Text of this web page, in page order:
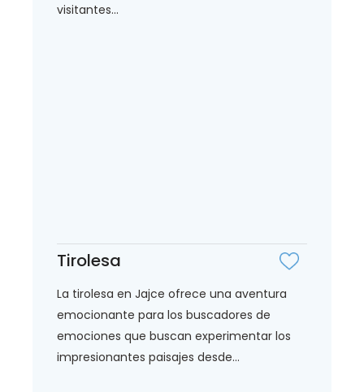
visitantes...
Tirolesa
La tirolesa en Jajce ofrece una aventura
emocionante para los buscadores de
emociones que buscan experimentar los
impresionantes paisajes desde...